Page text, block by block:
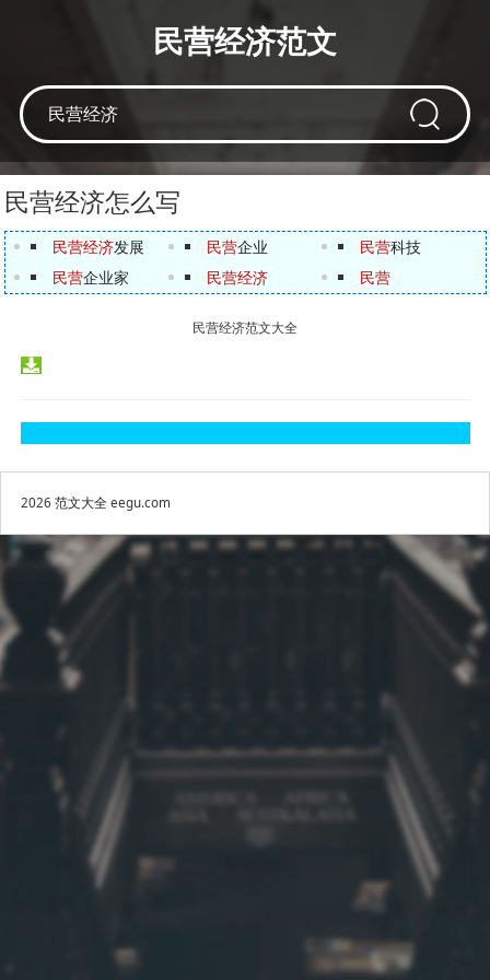
民营经济范文
民营经济怎么写
民营经济发展 民营企业 民营科技
民营企业家 民营经济 民营
民营经济范文大全
2026 范文大全eegu.com